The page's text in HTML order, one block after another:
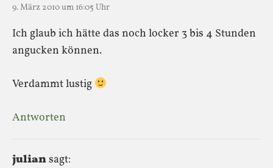
9. März 2010 um 16:05 Uhr
Ich glaub ich hätte das noch locker 3 bis 4 Stunden
angucken können.
Verdammt lustig
Antworten
juliansagt: